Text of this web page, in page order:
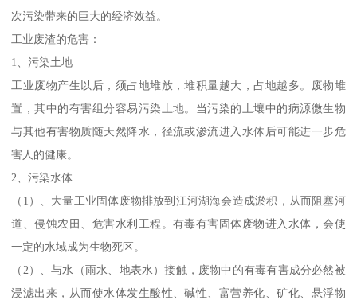
次污染带来的巨大的经济效益。
工业废渣的危害：
1、污染土地
工业废物产生以后，须占地堆放，堆积量越大，占地越多。废物堆
置，其中的有害组分容易污染土地。当污染的土壤中的病源微生物
与其他有害物质随天然降水，径流或渗流进入水体后可能进一步危
害人的健康。
2、污染水体
（1）、大量工业固体废物排放到江河湖海会造成淤积，从而阻塞河
道、侵蚀农田、危害水利工程。有毒有害固体废物进入水体，会使
一定的水域成为生物死区。
（2）、与水（雨水、地表水）接触，废物中的有毒有害成分必然被
浸滤出来，从而使水体发生酸性、碱性、富营养化、矿化、悬浮物